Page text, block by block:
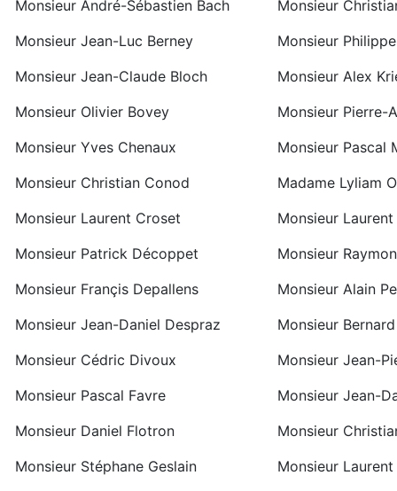
Monsieur André-Sébastien Bach
Monsieur Jean-Luc Berney
Monsieur Jean-Claude Bloch
Monsieur Olivier Bovey
Monsieur Yves Chenaux
Monsieur Christian Conod
Monsieur Laurent Croset
Monsieur Patrick Décoppet
Monsieur Françis Depallens
Monsieur Jean-Daniel Despraz
Monsieur Cédric Divoux
Monsieur Pascal Favre
Monsieur Daniel Flotron
Monsieur Stéphane Geslain
Monsieur
Monsieur
Monsieur Alex
Monsieur Pierre-
Monsieur Pascal
Madame Lyliam
Monsieur Laurent
Monsieur
Monsieur Alain
Monsieur
Monsieur Jean-
Monsieur Jean-
Monsieur
Monsieur Laurent